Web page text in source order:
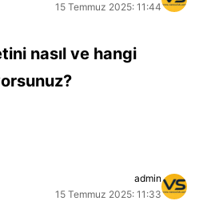
15 Temmuz 2025: 11:44
nasıl ve hangi
admin
15 Temmuz 2025: 11:33